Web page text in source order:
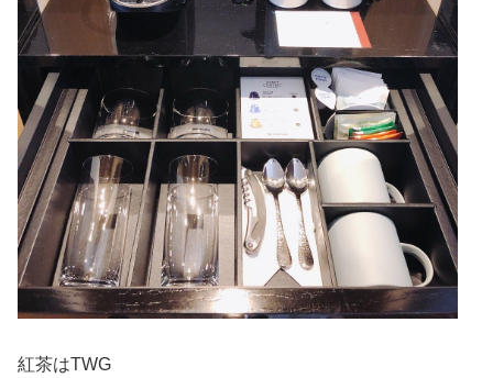
紅茶はTWG